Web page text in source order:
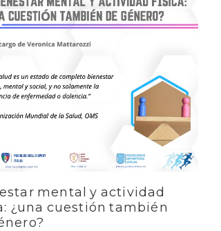
mental y actividad
¿una cuestión también